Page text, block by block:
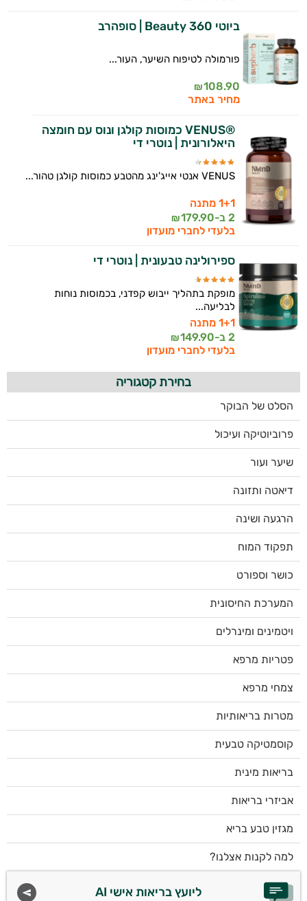
ביוטי Beauty 360 | סופהרב
פורמולה לטיפוח השיער, העור...
108.90
₪
מחיר באתר
®VENUS כמוסות קולגן ונוס עם חומצה
היאלורונית | נוטרי די
VENUS אנטי אייג'ינג מהטבע כמוסות קולגן טהור...
1+1 מתנה
2 ב-
179.90
₪
בלעדי לחברי מועדון
ספירולינה טבעונית | נוטרי די
מופקת בתהליך ייבוש קפדני, בכמוסות נוחות
לבליעה...
1+1 מתנה
2 ב-
149.90
₪
בלעדי לחברי מועדון
בחירת קטגוריה
הסלט של הבוקר
פרוביוטיקה ועיכול
שיער ועור
דיאטה ותזונה
הרגעה ושינה
תפקוד המוח
כושר וספורט
המערכת החיסונית
ויטמינים ומינרלים
פטריות מרפא
צמחי מרפא
מטרות בריאותיות
קוסמטיקה טבעית
בריאות מינית
אביזרי בריאות
מגזין טבע בריא
למה לקנות אצלנו?
ליועץ בריאות אישי AI